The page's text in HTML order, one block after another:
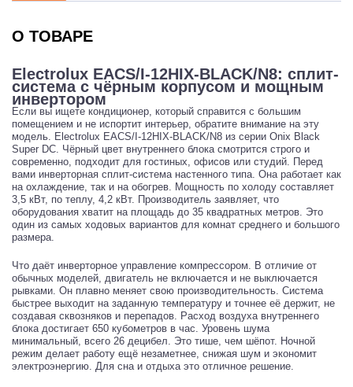
О ТОВАРЕ
Electrolux EACS/I-12HIX-BLACK/N8: сплит-
система с чёрным корпусом и мощным
инвертором
Если вы ищете кондиционер, который справится с большим
помещением и не испортит интерьер, обратите внимание на эту
модель. Electrolux EACS/I-12HIX-BLACK/N8 из серии Onix Black
Super DC. Чёрный цвет внутреннего блока смотрится строго и
современно, подходит для гостиных, офисов или студий. Перед
вами инверторная сплит-система настенного типа. Она работает как
на охлаждение, так и на обогрев. Мощность по холоду составляет
3,5 кВт, по теплу, 4,2 кВт. Производитель заявляет, что
оборудования хватит на площадь до 35 квадратных метров. Это
один из самых ходовых вариантов для комнат среднего и большого
размера.
Что даёт инверторное управление компрессором. В отличие от
обычных моделей, двигатель не включается и не выключается
рывками. Он плавно меняет свою производительность. Система
быстрее выходит на заданную температуру и точнее её держит, не
создавая сквозняков и перепадов. Расход воздуха внутреннего
блока достигает 650 кубометров в час. Уровень шума
минимальный, всего 26 децибел. Это тише, чем шёпот. Ночной
режим делает работу ещё незаметнее, снижая шум и экономит
электроэнергию. Для сна и отдыха это отличное решение.